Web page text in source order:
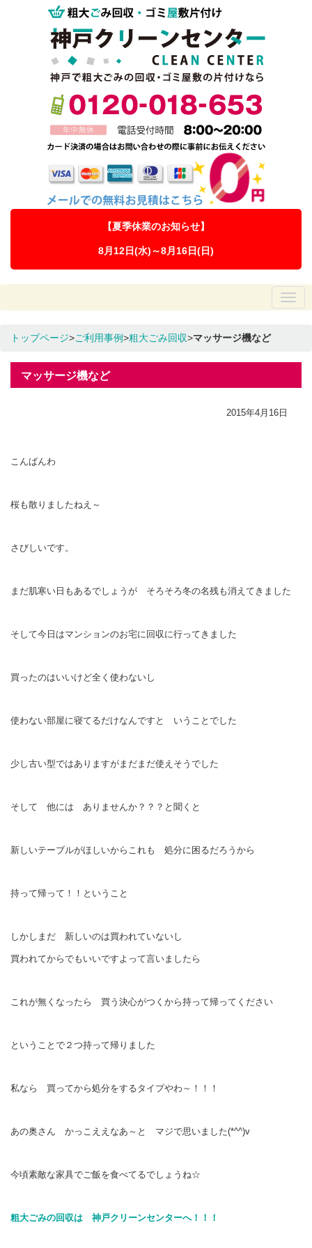
【夏季休業のお知らせ】
8月12日(水)～8月16日(日)
トップページ>ご利用事例>粗大ごみ回収>マッサージ機など
マッサージ機など
2015年4月16日
こんばんわ
桜も散りましたねえ～
さびしいです。
まだ肌寒い日もあるでしょうが そろそろ冬の名残も消えてきました
そして今日はマンションのお宅に回収に行ってきました
買ったのはいいけど全く使わないし
使わない部屋に寝てるだけなんですと いうことでした
少し古い型ではありますがまだまだ使えそうでした
そして 他には ありませんか？？？と聞くと
新しいテーブルがほしいからこれも 処分に困るだろうから
持って帰って！！ということ
しかしまだ 新しいのは買われていないし
買われてからでもいいですよって言いましたら
これが無くなったら 買う決心がつくから持って帰ってください
ということで２つ持って帰りました
私なら 買ってから処分をするタイプやわ～！！！
あの奥さん かっこええなあ～と マジで思いました(*^^)v
今頃素敵な家具でご飯を食べてるでしょうね☆
粗大ごみの回収は 神戸クリーンセンターへ！！！